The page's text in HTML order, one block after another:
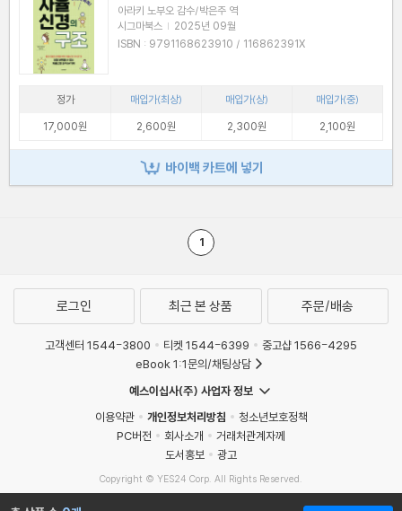
아라키 노부오 감수/박은주 역
시그마북스 | 2025년 09월
ISBN : 9791168623910 / 116862391X
정가 매입가(최상) 매입가(상)
매입가(중)
17,000원
2,600원 2,300원 2,100원
바이백 카트에 넣기
1
로그인 최근 본 상품 주문/배송
고객센터 1544-3800 티켓 1544-6399
중고샵 1566-4295
eBook 1:1문의/채팅상담
예스이십사(주) 사업자 정보
이용약관
개인정보처리방침
청소년보호정책
PC버전
회사소개
거래처관계자께
도서홍보
광고
Copyright © YES24 Corp. All Rights Reserved.
MATOM13